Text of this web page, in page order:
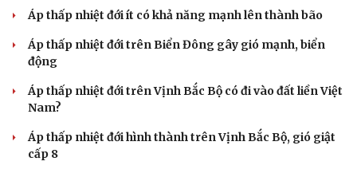
Áp thấp nhiệt đới ít có khả năng mạnh lên thành bão
Áp thấp nhiệt đới trên Biển Đông gây gió mạnh, biển
động
Áp thấp nhiệt đới trên Vịnh Bắc Bộ có đi vào đất liền Việt
Nam?
Áp thấp nhiệt đới hình thành trên Vịnh Bắc Bộ, gió giật
cấp 8